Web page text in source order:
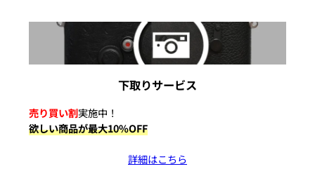
下取りサービス
売り買い割実施中！
欲しい商品が最大10%OFF
詳細はこちら